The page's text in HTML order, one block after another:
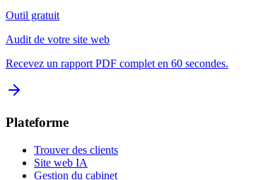
Outil gratuit
Audit de votre site web
Recevez un rapport PDF complet en 60 secondes.
Plateforme
Trouver des clients
Site web IA
Gestion du cabinet